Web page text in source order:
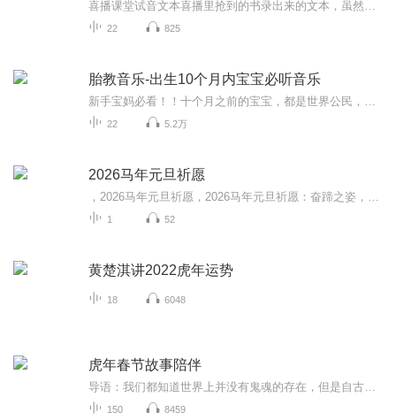
22 825
胎教音乐-出生10个月内宝宝必听音乐
22 5.2万
2026马年元旦祈愿
1 52
黄楚淇讲2022虎年运势
18 6048
虎年春节故事陪伴
150 8459